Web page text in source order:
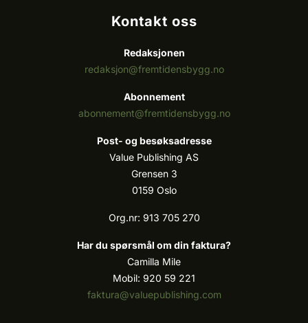
Kontakt oss
Redaksjonen
redaksjon@fremtidensbygg.no
Abonnement
abonnement@fremtidensbygg.no
Post- og besøksadresse
Value Publishing AS
Grensen 3
0159 Oslo
Org.nr: 913 705 270
Har du spørsmål om din faktura?
Camilla Mile
Mobil: 920 59 221
faktura@valuepublishing.com